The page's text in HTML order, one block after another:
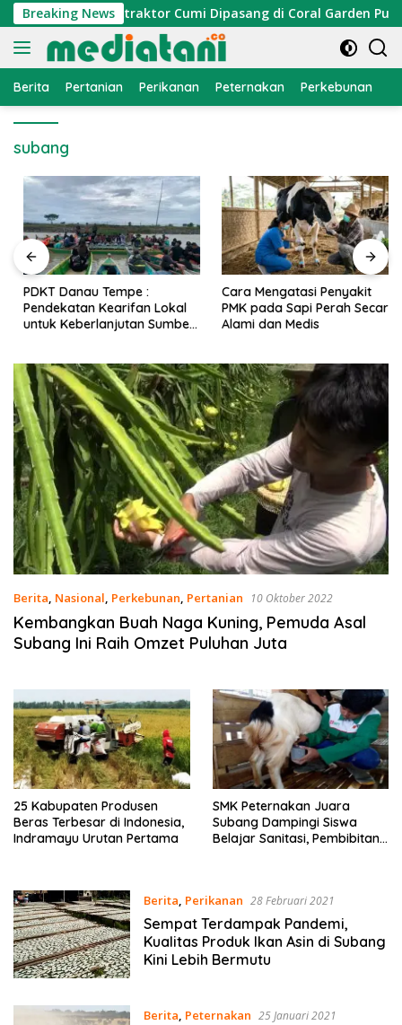
Langsung
ke
konten
Breaking News
Nelayan, Atraktor Cumi Dipasang di Coral Garden Pulau
Berita Pertanian Perikanan Peternakan Perkebunan
subang
PDKT Danau Tempe :
Pendekatan Kearifan Lokal
untuk Keberlanjutan Sumber
Cara Mengatasi Penyakit
PMK pada Sapi Perah Secara
Alami dan Medis
Berita, Nasional, Perkebunan, Pertanian 10 Oktober 2022
Kembangkan Buah Naga Kuning, Pemuda Asal
Subang Ini Raih Omzet Puluhan Juta
25 Kabupaten Produsen
Beras Terbesar di Indonesia,
Indramayu Urutan Pertama
SMK Peternakan Juara
Subang Dampingi Siswa
Belajar Sanitasi, Pembibitan
Berita, Perikanan 28 Februari 2021
Sempat Terdampak Pandemi,
Kualitas Produk Ikan Asin di Subang
Kini Lebih Bermutu
Berita, Peternakan 25 Januari 2021